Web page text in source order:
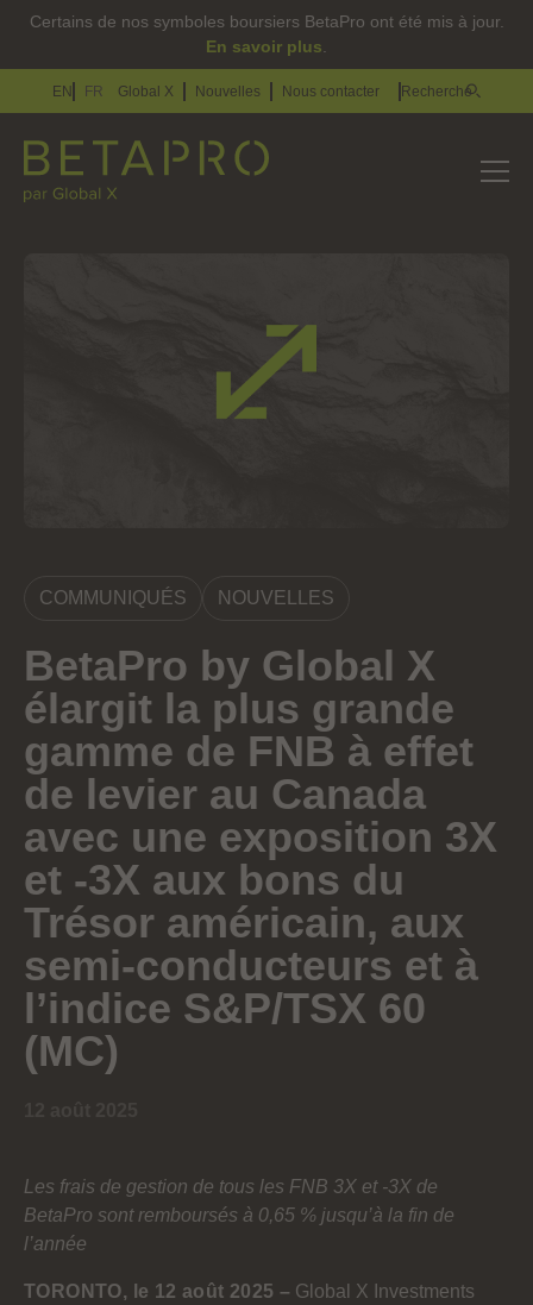
Certains de nos symboles boursiers BetaPro ont été mis à jour.
En savoir plus
EN FR Global X Nouvelles Nous contacter Recherche
COMMUNIQUÉS NOUVELLES
BetaPro by Global X
élargit la plus grande
gamme de FNB à effet
de levier au Canada
avec une exposition 3X
et -3X aux bons du
Trésor américain, aux
semi-conducteurs et à
l’indice S&P/TSX 60
(MC)
Les frais de gestion de tous les FNB 3X et -3X de
BetaPro sont remboursés à 0,65 % jusqu’à la fin de
l’année
TORONTO, le 12 août 2025 – Global X Investments